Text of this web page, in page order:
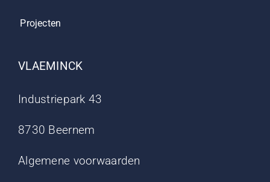
Projecten
VLAEMINCK
Industriepark 43
8730 Beernem
Algemene voorwaarden